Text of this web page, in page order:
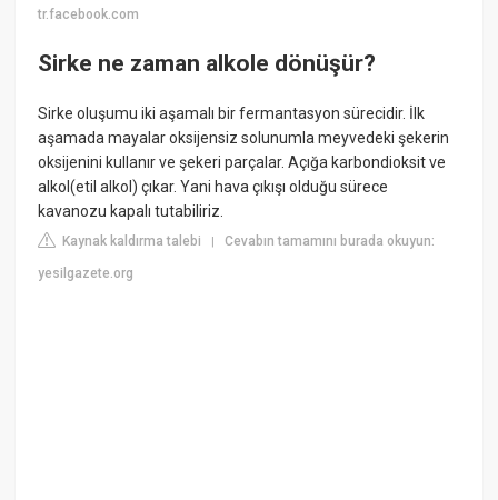
tr.facebook.com
Sirke ne zaman alkole dönüşür?
Sirke oluşumu iki aşamalı bir fermantasyon sürecidir. İlk
aşamada mayalar oksijensiz solunumla meyvedeki şekerin
oksijenini kullanır ve şekeri parçalar. Açığa karbondioksit ve
alkol(etil alkol) çıkar. Yani hava çıkışı olduğu sürece
kavanozu kapalı tutabiliriz.
Kaynak kaldırma talebi |Cevabın tamamını burada okuyun:
yesilgazete.org